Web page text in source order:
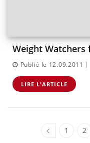
Weight Watchers
Publié le 12.09.2011 |
LIRE L'ARTICLE
1 2